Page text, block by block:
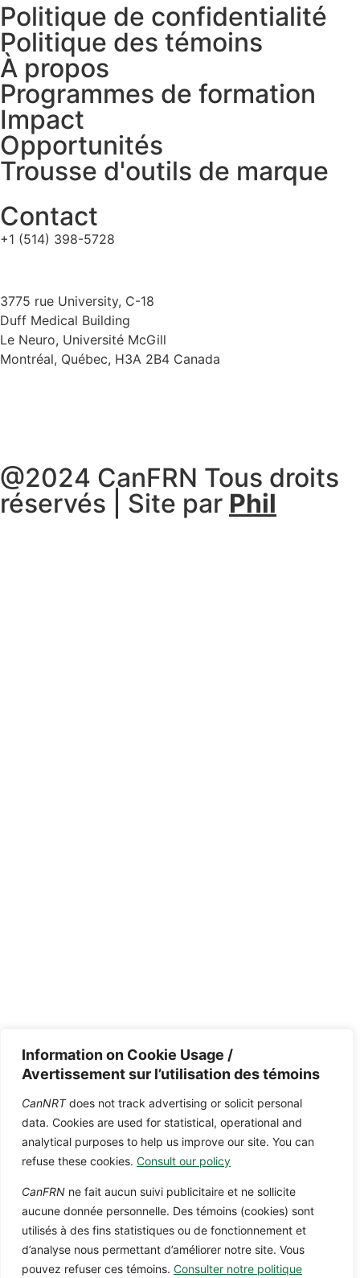
Information on Cookie Usage /
Avertissement sur l’utilisation des témoins
CanNRTdoes not track advertising or solicit personal
data. Cookies are used for statistical, operational and
analytical purposes to help us improve our site. You can
refuse these cookies. Consult our policy
CanFRN ne fait aucun suivi publicitaire et ne sollicite
aucune donnée personnelle. Des témoins (cookies) sont
utilisés à des fins statistiques ou de fonctionnement et
d’analyse nous permettant d’améliorer notre site. Vous
pouvez refuser ces témoins. Consulter notre politique
Politique de confidentialité
Politique des témoins
À propos
Programmes de formation
Impact
Opportunités
Trousse d'outils de marque
Contact
+1 (514) 398-5728
3775 rue University, C-18
Duff Medical Building
Le Neuro, Université McGill
Montréal, Québec, H3A 2B4 Canada
@2024 CanFRN Tous droits
réservés | Site par Phil